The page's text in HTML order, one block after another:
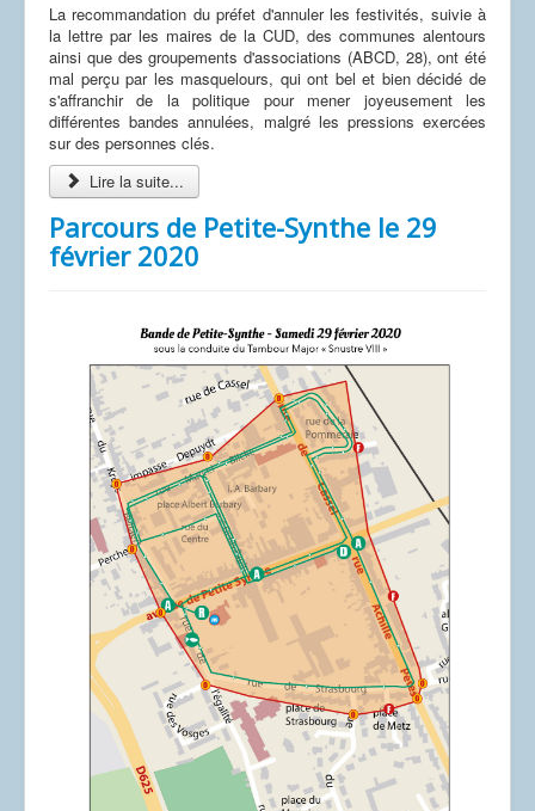
La recommandation du préfet d'annuler les festivités, suivie à
la lettre par les maires de la CUD, des communes alentours
ainsi que des groupements d'associations (ABCD, 28), ont été
mal perçu par les masquelours, qui ont bel et bien décidé de
s'affranchir de la politique pour mener joyeusement les
différentes bandes annulées, malgré les pressions exercées
sur des personnes clés.
Lire la suite...
Parcours de Petite-Synthe le 29
février 2020